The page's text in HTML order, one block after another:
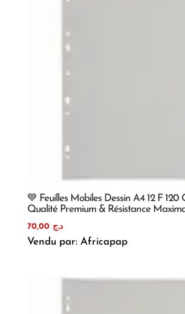
💙 Feuilles Mobiles Dessin A4 12 F
Qualité Premium & Résistance
د.ج 70,00
Vendu par: Africapap